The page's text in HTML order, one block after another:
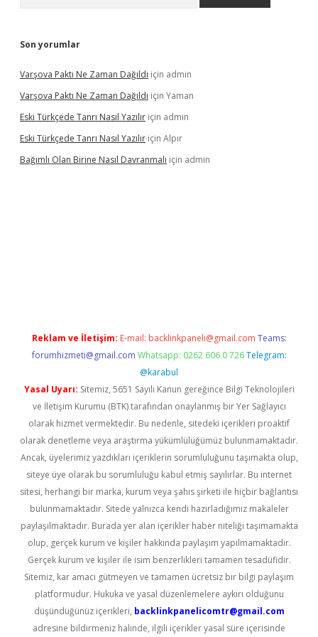
Son yorumlar
Varşova Paktı Ne Zaman Dağıldı için admin
Varşova Paktı Ne Zaman Dağıldı için Yaman
Eski Türkçede Tanrı Nasıl Yazılır için admin
Eski Türkçede Tanrı Nasıl Yazılır için Alpır
Bağımlı Olan Birine Nasıl Davranmalı için admin
Reklam ve İletişim: E-mail: backlinkpaneli@gmail.com Teams:
forumhizmeti@gmail.com Whatsapp: 0262 606 0 726 Telegram:
@karabul
Yasal Uyarı: Sitemiz, 5651 Sayılı Kanun gereğince Bilgi Teknolojileri
ve İletişim Kurumu (BTK) tarafından onaylanmış bir Yer Sağlayıcı
olarak hizmet vermektedir. Bu nedenle, sitedeki içerikleri proaktif
olarak denetleme veya araştırma yükümlülüğümüz bulunmamaktadır.
Ancak, üyelerimiz yazdıkları içeriklerin sorumluluğunu taşımakta olup,
siteye üye olarak bu sorumluluğu kabul etmiş sayılırlar. Bu internet
sitesi, herhangi bir marka, kurum veya şahıs şirketi ile hiçbir bağlantısı
bulunmamaktadır. Sitede yalnızca kendi hazırladığımız makaleler
paylaşılmaktadır. Burada yer alan içerikler haber niteliği taşımamakta
olup, gerçek kurum ve kişiler hakkında paylaşım yapılmamaktadır.
Gerçek kurum ve kişiler ile isim benzerlikleri tamamen tesadüfidir.
Sitemiz, kar amacı gütmeyen ve tamamen ücretsiz bir bilgi paylaşım
platformudur. Hukuka ve yasal düzenlemelere aykırı olduğunu
düşündüğünüz içerikleri, backlinkpanelicomtr@gmail.com
adresine bildirmeniz halinde, ilgili içerikler yasal süre içerisinde